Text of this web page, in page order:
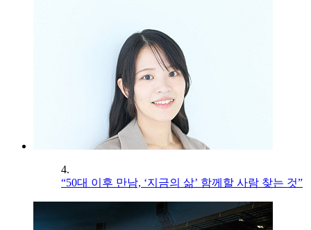
4.
“50대 이후 만남, ‘지금의 삶’ 함께할 사람 찾는 것”